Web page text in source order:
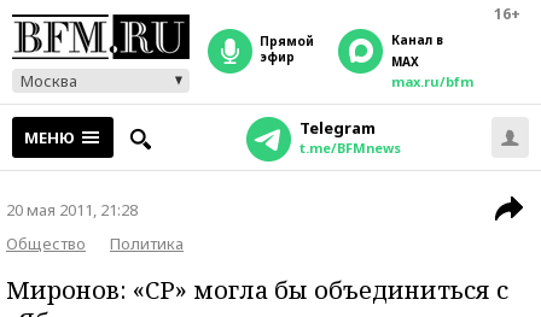
16+
Москва
прямой
эфир
Канал в
MAX
max.ru/bfm
МЕНЮ Telegram
t.me/BFMnews
20 мая 2011, 21:28
Общество
Политика
Миронов: «СР» могла бы объединиться с